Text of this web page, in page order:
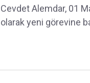
Alemdar Oldu!